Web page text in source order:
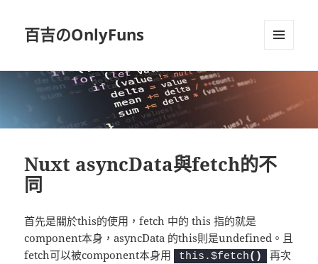
百吉のOnlyFuns
小工具
Nuxt asyncData與fetch的不
同
首先是關於this的使用，fetch 中的 this 指的就是
component本身，asyncData 的this則是undefined。且
fetch可以被component本身用
this.$fetch( )
再次